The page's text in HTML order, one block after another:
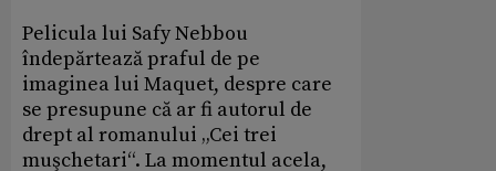
Pelicula lui Safy Nebbou
îndepărtează praful de pe
imaginea lui Maquet, despre care
se presupune că ar fi autorul de
drept al romanului „Cei trei
muşchetari“. La momentul acela,